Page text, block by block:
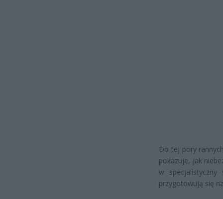
Do tej pory
pokazuje, jak
w specjalistyczny
przygotowują się